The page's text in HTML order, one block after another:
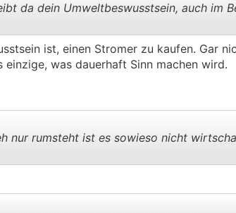
..
da dein Umweltbeswusstsein, auch im
ist, einen Stromer zu kaufen. Gar
was dauerhaft Sinn machen wird.
..
nur rumsteht ist es sowieso nicht